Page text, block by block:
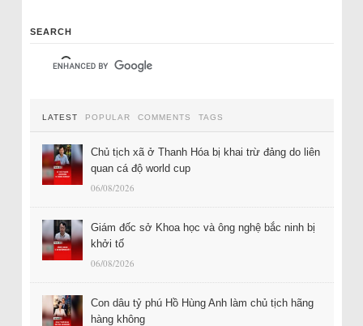
SEARCH
LATEST POPULAR COMMENTS TAGS
Chủ tịch xã ở Thanh Hóa bị khai trừ đảng do liên
quan cá độ world cup
06/08/2026
Giám đốc sở Khoa học và ông nghệ bắc ninh bị
khởi tố
06/08/2026
Con dâu tỷ phú Hồ Hùng Anh làm chủ tịch hãng
hàng không